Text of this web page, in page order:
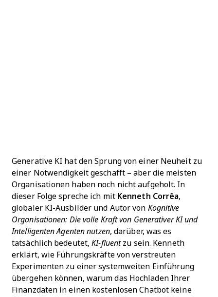
Generative KI hat den Sprung von einer Neuheit zu
einer Notwendigkeit geschafft – aber die meisten
Organisationen haben noch nicht aufgeholt. In
dieser Folge spreche ich mit Kenneth Corrêa,
globaler KI-Ausbilder und Autor von Kognitive
Organisationen: Die volle Kraft von Generativer KI und
Intelligenten Agenten nutzen, darüber, was es
tatsächlich bedeutet, KI-fluentzu sein. Kenneth
erklärt, wie Führungskräfte von verstreuten
Experimenten zu einer systemweiten Einführung
übergehen können, warum das Hochladen Ihrer
Finanzdaten in einen kostenlosen Chatbot keine